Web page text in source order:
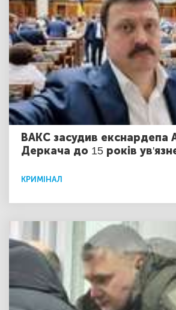
ВАКС засудив екснардепа
Деркача до 15 років
КРИМІНАЛ